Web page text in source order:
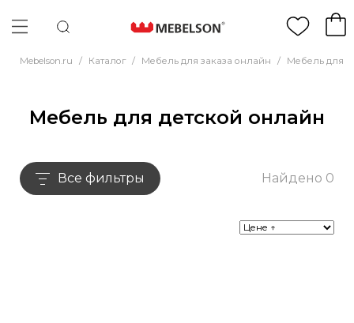
Mebelson.ru / Каталог / Мебель для заказа онлайн / Мебель для
Мебель для детской онлайн
Все фильтры Найдено 0